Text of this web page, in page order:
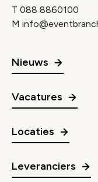
T 088 8860100
M
Nieuws
Vacatures
Locaties
Leveranciers